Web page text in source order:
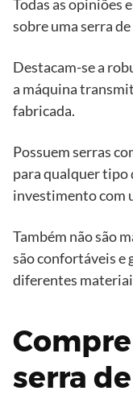
Todas as opiniões
sobre uma serra
Destacam-se a
a máquina
fabricada.
Possuem serras
para qualquer tipo
investimento com
Também não são
são confortáveis ​​e
diferentes
serra